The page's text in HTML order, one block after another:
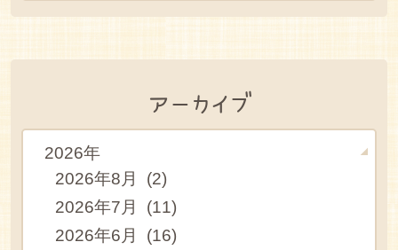
アーカイブ
2026年
2026年8月 (2)
2026年7月 (11)
2026年6月 (16)